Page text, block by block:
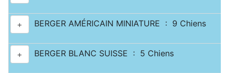
+ BERGER AMÉRICAIN MINIATURE : 9 Chiens
+ BERGER BLANC SUISSE : 5 Chiens